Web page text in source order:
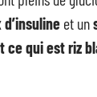
et un
ce qui est riz